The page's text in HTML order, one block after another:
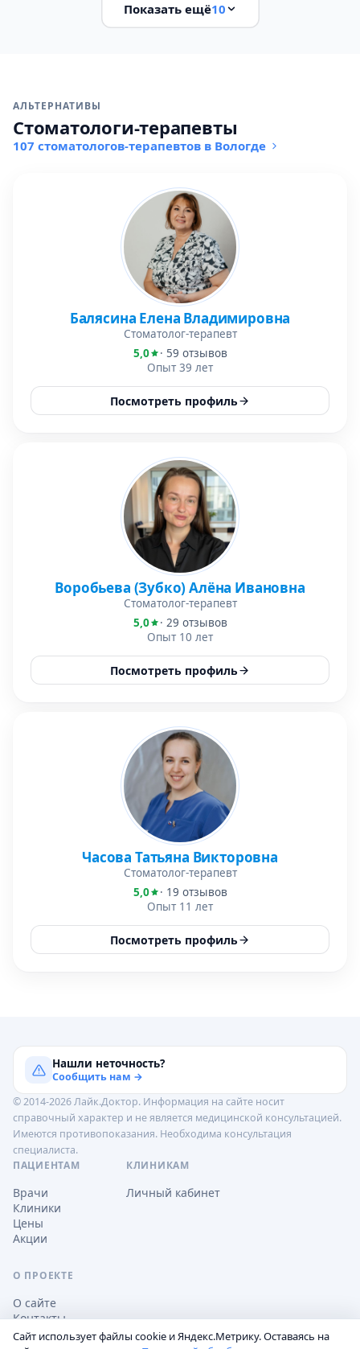
Показать ещё10
АЛЬТЕРНАТИВЫ
Стоматологи-терапевты
107 стоматологов-терапевтов в Вологде
Балясина Елена Владимировна
Стоматолог-терапевт
5,0
· 59 отзывов
Опыт 39 лет
Посмотреть профиль
Воробьева (Зубко) Алёна Ивановна
Стоматолог-терапевт
5,0
· 29 отзывов
Опыт 10 лет
Посмотреть профиль
Часова Татьяна Викторовна
Стоматолог-терапевт
5,0
· 19 отзывов
Опыт 11 лет
Посмотреть профиль
Нашли неточность?
Сообщить нам →
© 2014-2026 Лайк.Доктор. Информация на сайте носит
справочный характер и не является медицинской консультацией.
Имеются противопоказания. Необходима консультация
специалиста.
ПАЦИЕНТАМ
Врачи
Клиники
Цены
Акции
КЛИНИКАМ
Личный кабинет
О ПРОЕКТЕ
О сайте
Контакты
Сайт использует файлы cookie и Яндекс.Метрику. Оставаясь на